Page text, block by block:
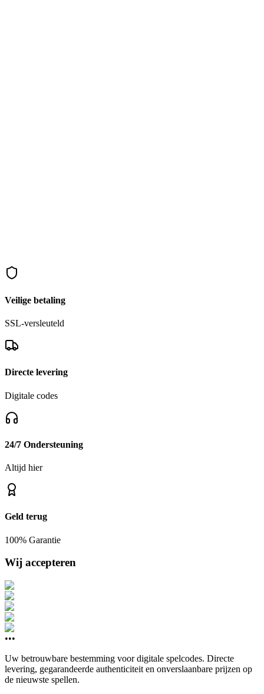
EMPs, and more. Who said cooking should be boring?
Veilige betaling
SSL-versleuteld
Directe levering
Digitale codes
24/7 Ondersteuning
Altijd hier
Geld terug
100% Garantie
Wij accepteren
•••
Uw betrouwbare bestemming voor digitale spelcodes. Directe
levering, gegarandeerde authenticiteit en onverslaanbare prijzen op
de nieuwste spellen.